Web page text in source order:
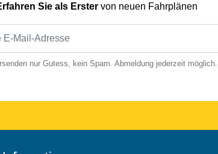
Sie als Erster von neuen Fahrplänen
nur Gutess, kein Spam. Abmeldung jederzeit möglich.